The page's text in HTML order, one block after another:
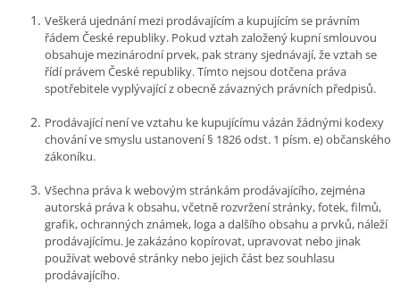
Veškerá ujednání mezi prodávajícím a kupujícím se právním
řádem České republiky. Pokud vztah založený kupní smlouvou
obsahuje mezinárodní prvek, pak strany sjednávají, že vztah se
řídí právem České republiky. Tímto nejsou dotčena práva
spotřebitele vyplývající z obecně závazných právních předpisů.
Prodávající není ve vztahu ke kupujícímu vázán žádnými kodexy
chování ve smyslu ustanovení § 1826 odst. 1 písm. e) občanského
zákoníku.
Všechna práva k webovým stránkám prodávajícího, zejména
autorská práva k obsahu, včetně rozvržení stránky, fotek, filmů,
grafik, ochranných známek, loga a dalšího obsahu a prvků, náleží
prodávajícímu. Je zakázáno kopírovat, upravovat nebo jinak
používat webové stránky nebo jejich část bez souhlasu
prodávajícího.